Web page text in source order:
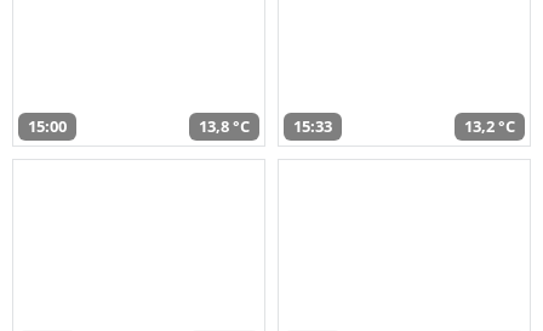
15:00 13,8 °C 15:33 13,2 °C